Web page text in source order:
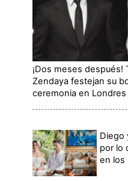
¡Dos meses después!
Zendaya festejan su
ceremonia en Londres
Diego
por lo
en los